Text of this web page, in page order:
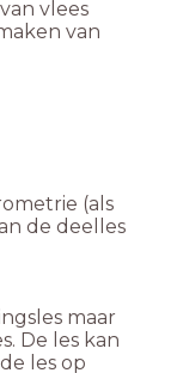
vlees
van
(als
de deelles
maar
De les kan
les op